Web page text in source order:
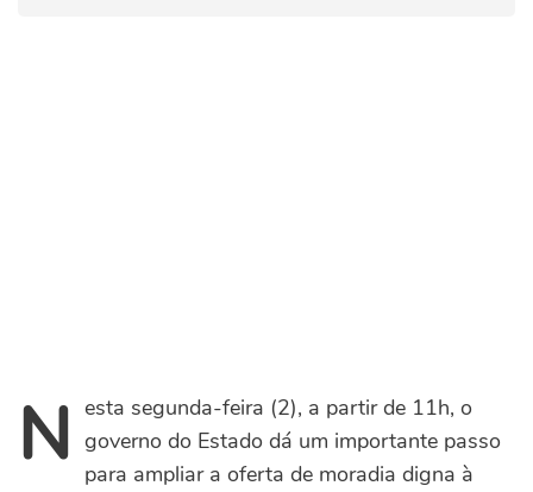
Nesta segunda-feira (2), a partir de 11h, o
governo do Estado dá um importante passo
para ampliar a oferta de moradia digna à